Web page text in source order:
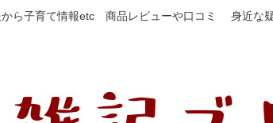
ら子育て情報etc 商品レビューや口コミ 身近な